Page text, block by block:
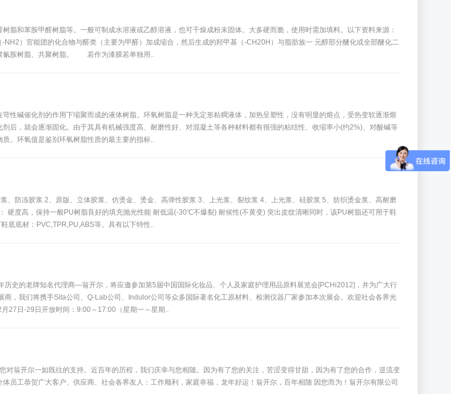
脂和苯胺甲醛树脂等。一般可制成水溶液或乙醇溶液，也可干燥成粉末固体。大多硬而脆，使用时需加填料。以下资料来源：
）官能团的化合物与醛类（主要为甲醛）加成缩合，然后生成的羟甲基（-CH20H）与脂肪族一 元醇部分醚化或全部醚化二
氰胺树脂、共聚树脂。 若作为漆膜若单独用..
性碱催化剂的作用下缩聚而成的液体树脂。环氧树脂是一种无定形粘稠液体，加热呈塑性，没有明显的熔点，受热变软逐渐熔
后，就会逐渐固化。由于其具有机械强度高、耐磨性好、对混凝土等各种材料都有很强的粘结性、收缩率小(约2%)、对酸碱等
。环氧值是鉴别环氧树脂性质的最主要的指标..
防冻胶浆 2、原版、立体胶浆、仿烫金、烫金、高弹性胶浆 3、上光浆、裂纹浆 4、上光浆、硅胶浆 5、纺织烫金浆、高耐磨
硬度高，保持一般PU树脂良好的填充抛光性能 耐低温(-30℃不爆裂) 耐候性(不黄变) 突出皮纹清晰同时，该PU树脂还可用于鞋
底底材：PVC,TPR,PU,ABS等。具有以下特性..
史的老牌知名代理商—翁开尔，将应邀参加第5届中国国际化妆品、个人及家庭护理用品原料展览会[PCHi2012]，并为广大行
，我们将携手Sita公司、Q-Lab公司、Indulor公司等众多国际著名化工原材料、检测仪器厂家参加本次展会。欢迎社会各界光
27日-29日开放时间：9:00～17:00（星期一～星期..
翁开尔一如既往的支持。近百年的历程，我们庆幸与您相随。因为有了您的关注，苦涩变得甘甜，因为有了您的合作，逆流变
员工恭贺广大客户、供应商、社会各界友人：工作顺利，家庭幸福，龙年好运！翁开尔，百年相随 因您而为！翁开尔有限公司